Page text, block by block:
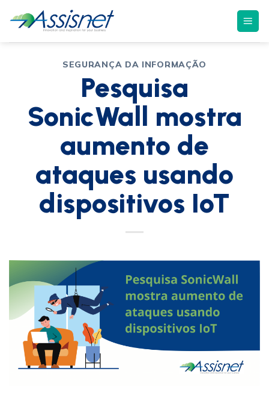
SEGURANÇA DA INFORMAÇÃO
Pesquisa
SonicWall mostra
aumento de
ataques usando
dispositivos IoT